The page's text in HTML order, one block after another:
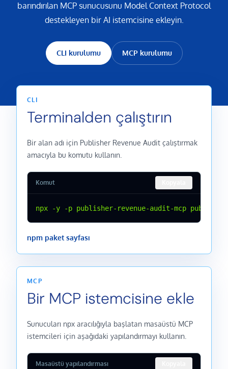
barındırılan MCP sunucusunu Model Context Protocol
destekleyen bir AI istemcisine ekleyin.
CLI kurulumu MCP kurulumu
CLI
Terminalden çalıştırın
Bir alan adı için Publisher Revenue Audit çalıştırmak
amacıyla bu komutu kullanın.
Komut
npx -y -p publisher-revenue-audit-mcp
npm paket sayfası
MCP
Bir MCP istemcisine ekle
Sunucuları npx aracılığıyla başlatan masaüstü MCP
istemcileri için aşağıdaki yapılandırmayı kullanın.
Masaüstü yapılandırması